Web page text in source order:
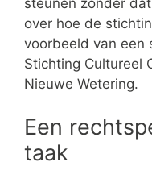
over hoe de
voorbeeld van een
Stichting Cultureel
Nieuwe Wetering.
Een
taak